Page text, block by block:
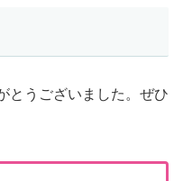
とうございました。ぜひ